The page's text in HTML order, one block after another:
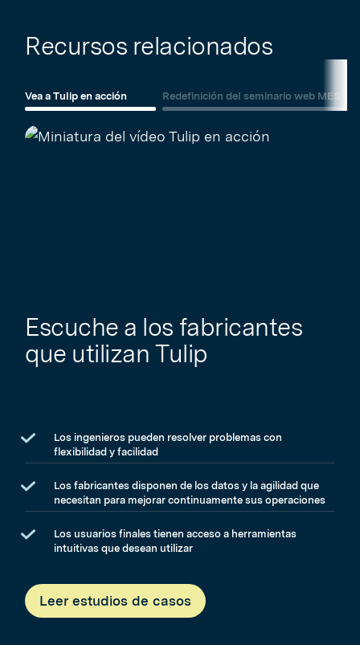
Recursos relacionados
Vea a Tulip en acción Redefinición del seminario web MES
Escuche a los fabricantes
que utilizan Tulip
Los ingenieros pueden resolver problemas con
flexibilidad y facilidad
Los fabricantes disponen de los datos y la agilidad que
necesitan para mejorar continuamente sus operaciones
Los usuarios finales tienen acceso a herramientas
intuitivas que desean utilizar
Leer estudios de casos